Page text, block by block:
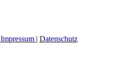
Impressum | Datenschutz